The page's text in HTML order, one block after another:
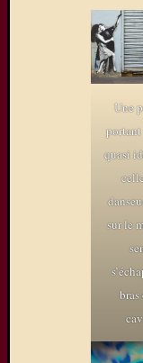
Une
quasi
sur le
bras